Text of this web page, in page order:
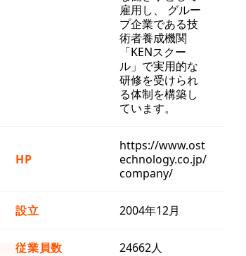
雇用し、 グルー
プ企業である技
術者養成機関
「KENスクー
ル」で実用的な
研修を受けられ
る体制を構築し
ています。
HP
https://www.ost
echnology.co.jp/
company/
設立 2004年12月
従業員数 24662人